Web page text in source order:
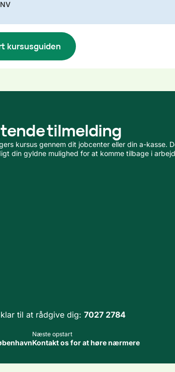
kursusguiden
tilmelding
kursus gennem dit jobcenter eller din a-kasse.
din gyldne mulighed for at komme tilbage i
til at rådgive dig: 7027 2784
Næste opstart
Kontakt os for at høre nærmere